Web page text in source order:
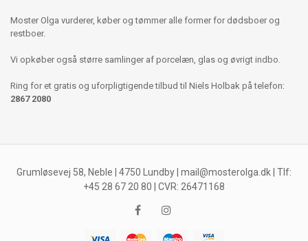
Moster Olga vurderer, køber og tømmer alle former for dødsboer og
restboer.
Vi opkøber også større samlinger af porcelæn, glas og øvrigt indbo.
Ring for et gratis og uforpligtigende tilbud til Niels Holbak på telefon:
2867 2080
Grumløsevej 58, Neble | 4750 Lundby | mail@mosterolga.dk | Tlf:
+45 28 67 20 80 | CVR: 26471168